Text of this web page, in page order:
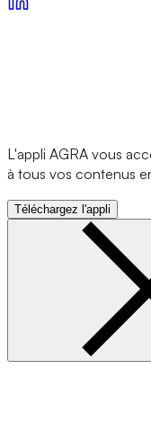
L'appli AGRA vous
à tous vos contenus
Téléchargez l'appli